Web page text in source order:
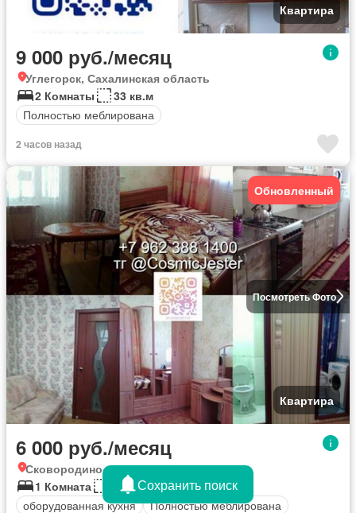
Квартира
9 000 руб./месяц
Углегорск, Сахалинская область
2 Комнаты
33 кв.м
Полностью меблирована
2 часов назад
Посмотреть Фото
Обновленный
Квартира
6 000 руб./месяц
Сковородино, Амурская область
1 Комната
35 кв.м
оборудованная кухня
Полностью меблирована
Сохранить поиск